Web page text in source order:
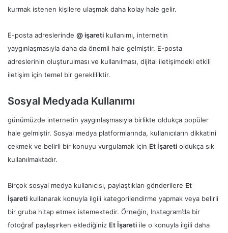
kurmak istenen kişilere ulaşmak daha kolay hale gelir.
E-posta adreslerinde @ işareti kullanımı, internetin
yaygınlaşmasıyla daha da önemli hale gelmiştir. E-posta
adreslerinin oluşturulması ve kullanılması, dijital iletişimdeki etkili
iletişim için temel bir gerekliliktir.
Sosyal Medyada Kullanımı
günümüzde internetin yaygınlaşmasıyla birlikte oldukça popüler
hale gelmiştir. Sosyal medya platformlarında, kullanıcıların dikkatini
çekmek ve belirli bir konuyu vurgulamak için Et İşareti oldukça sık
kullanılmaktadır.
Birçok sosyal medya kullanıcısı, paylaştıkları gönderilere Et
İşareti kullanarak konuyla ilgili kategorilendirme yapmak veya belirli
bir gruba hitap etmek istemektedir. Örneğin, Instagram’da bir
fotoğraf paylaşırken eklediğiniz Et İşareti ile o konuyla ilgili daha